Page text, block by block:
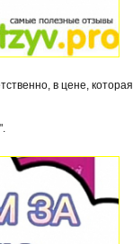
в цене, которая